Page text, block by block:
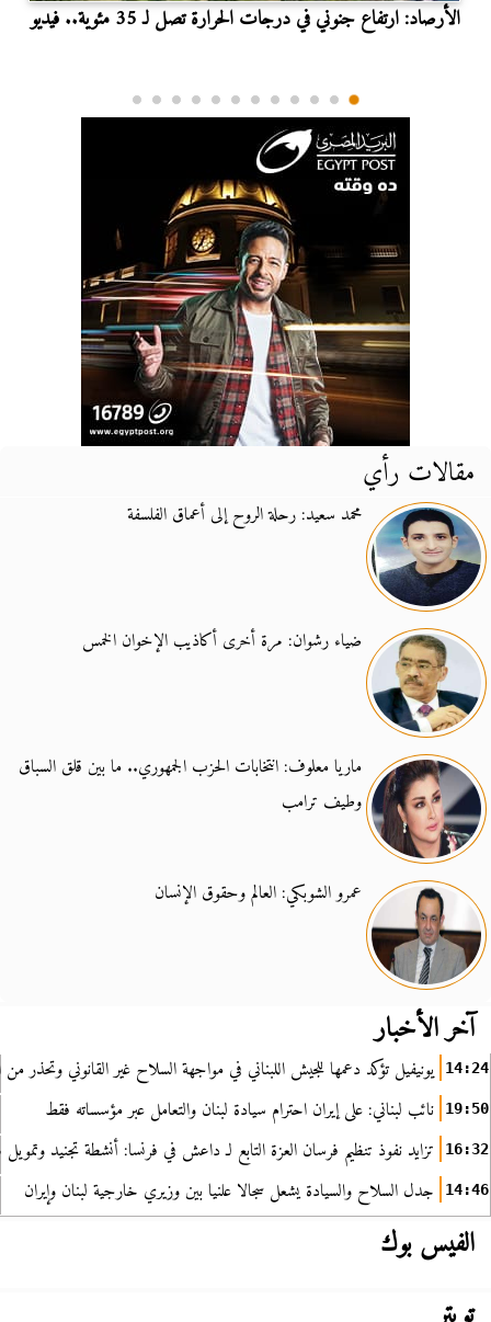
الأرصاد: ارتفاع جنوني في درجات الحرارة تصل لـ 35 مئوية.. فيديو
مقالات رأي
محمد سعيد: رحلة الروح إلى أعماق الفلسفة
ضياء رشوان: مرة أخرى أكاذيب الإخوان الخمس
ماريا معلوف: انتخابات الحزب الجمهوري.. ما بين قلق السباق
وطيف ترامب
عمرو الشوبكي: العالم وحقوق الإنسان
آخر الأخبار
14:24 يونيفيل تؤكد دعمها للجيش اللبناني في مواجهة السلاح غير القانوني وتحذر من
19:50 نائب لبناني: على إيران احترام سيادة لبنان والتعامل عبر مؤسساته فقط
16:32 تزايد نفوذ تنظيم فرسان العزة التابع لـ داعش في فرنسا: أنشطة تجنيد
14:46 جدل السلاح والسيادة يشعل سجالا علنيا بين وزيري خارجية لبنان وإيران
الفيس بوك